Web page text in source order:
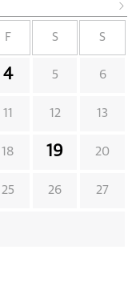
F S S
4 5 6
11 12 13
18 19 20
25 26 27